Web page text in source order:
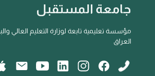
جامعة المستقبل
مؤسسة تعليمية تابعة لوزارة التعليم العالي
العراق